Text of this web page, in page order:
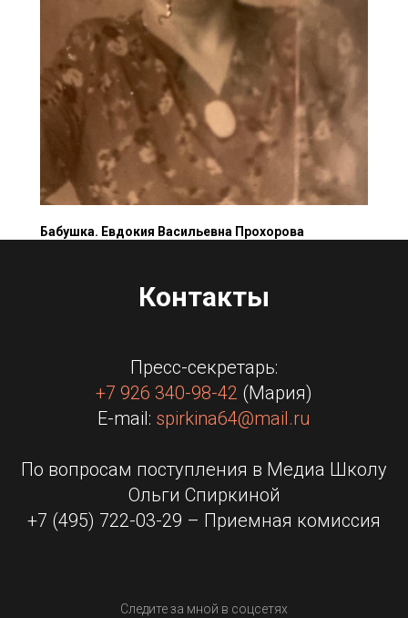
Бабушка. Евдокия Васильевна Прохорова
Контакты
Пресс-секретарь:
+7 926 340-98-42 (Мария)
E-mail: spirkina64@mail.ru
По вопросам поступления в Медиа Школу
Ольги Спиркиной
+7 (495) 722-03-29 – Приемная комиссия
Следите за мной в соцсетях